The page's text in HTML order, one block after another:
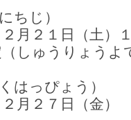
ちじ）
１日（土）１
うりょうよて
はっぴょう）
７日（金）